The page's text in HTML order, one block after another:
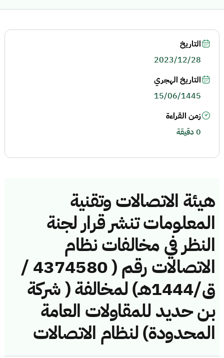
هيئة الاتصالات وتقنية
المعلومات تنشر قرار لجنة
النظر في مخالفات نظام
الاتصالات رقم ( 4374580 /
ق/1444هـ) لمخالفة ( شركة
بن حديد للمقاولات العامة
المحدودة) لنظام الاتصالات
التاريخ
2023/12/28
التاريخ الهجري
15/06/1445
زمن القراءة
0 دقيقة